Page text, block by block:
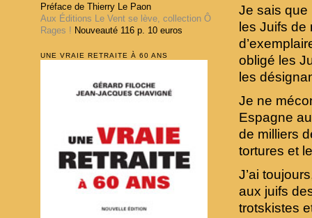
Je sais que
les Juifs de
obligé les
les
Je ne
Espagne
de milliers
tortures et
J’ai
aux juifs
trotskistes
Préface de Thierry Le Paon
Aux Éditions Le Vent se lève, collection Ô
Rages ! Nouveauté 116 p. 10 euros
UNE VRAIE RETRAITE À 60 ANS